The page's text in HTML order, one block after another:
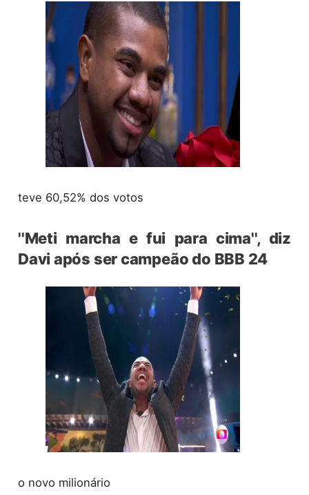
teve 60,52% dos votos
''Meti marcha e fui para cima'', diz
Davi após ser campeão do BBB 24
o novo milionário